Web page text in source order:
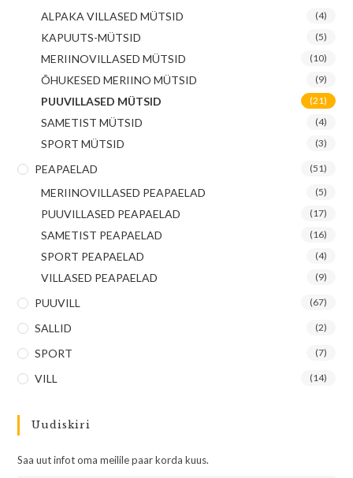
ALPAKA VILLASED MÜTSID (4)
KAPUUTS-MÜTSID (5)
MERIINOVILLASED MÜTSID (10)
ÕHUKESED MERIINO MÜTSID (9)
PUUVILLASED MÜTSID (21)
SAMETIST MÜTSID (4)
SPORT MÜTSID (3)
PEAPAELAD (51)
MERIINOVILLASED PEAPAELAD (5)
PUUVILLASED PEAPAELAD (17)
SAMETIST PEAPAELAD (16)
SPORT PEAPAELAD (4)
VILLASED PEAPAELAD (9)
PUUVILL (67)
SALLID (2)
SPORT (7)
VILL (14)
Uudiskiri
Saa uut infot oma meilile paar korda kuus.